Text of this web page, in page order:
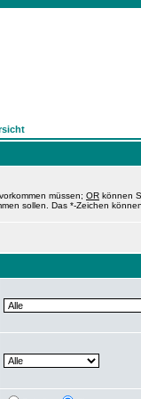
müssen; OR können
sollen. Das *-Zeichen